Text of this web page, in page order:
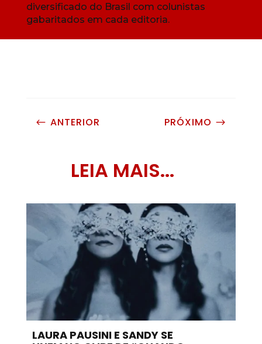
diversificado do Brasil com colunistas
gabaritados em cada editoria.
# ANTERIOR PRÓXIMO $
LEIA MAIS...
LAURA PAUSINI E SANDY SE